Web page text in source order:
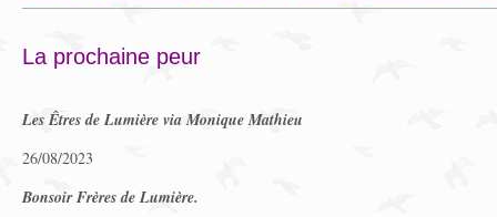
La prochaine peur
Les Êtres de Lumière via Monique Mathieu
26/08/2023
Bonsoir Frères de Lumière.